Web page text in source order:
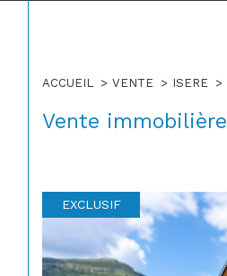
ACCUEIL VENTE ISERE
Vente immobilière
EXCLUSIF